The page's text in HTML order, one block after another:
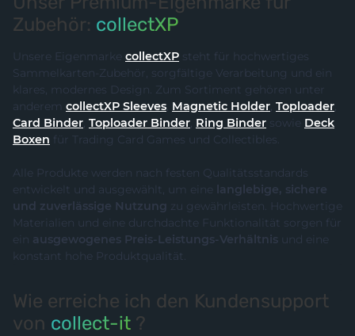
Zubehör: collectXP
Unsere Eigenmarke collectXP steht für hochwertiges
Sammelkarten-Zubehör, sorgfältige Verarbeitung und ein
klares, modernes Design. Zum Sortiment gehören unter
anderem collectXP Sleeves, Magnetic Holder, Toploader,
Card Binder, Toploader Binder, Ring Binder sowie Deck
Boxen für Trading Card Games und Collectibles.
Alle Produkte werden nach festen Qualitätsstandards
entwickelt und ausgewählt, um eine langlebige, sichere
und zuverlässige Nutzung zu gewährleisten. Hochwertige
Materialien und eine durchdachte Funktionalität sorgen für
ein ausgewogenes Preis-Leistungs-Verhältnis und eine
konstant hohe Produktqualität.
Wie erreiche ich den Kundensupport
von collect-it ?